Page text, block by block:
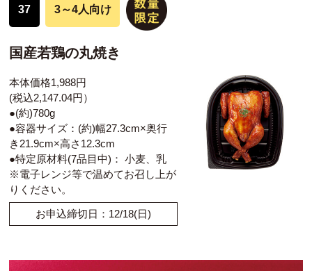
37 3～4人向け
国産若鶏の丸焼き
本体価格1,988円
(税込2,147.04円）
●(約)780g
●容器サイズ：(約)幅27.3cm×奥行
き21.9cm×高さ12.3cm
●特定原材料(7品目中)： 小麦、乳
※電子レンジ等で温めてお召し上が
りください。
お申込締切日：12/18(日)